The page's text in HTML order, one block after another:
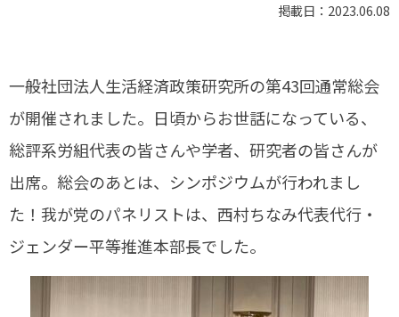
掲載日：2023.06.08
一般社団法人生活経済政策研究所の第43回通常総会
が開催されました。日頃からお世話になっている、
総評系労組代表の皆さんや学者、研究者の皆さんが
出席。総会のあとは、シンポジウムが行われまし
た！我が党のパネリストは、西村ちなみ代表代行・
ジェンダー平等推進本部長でした。